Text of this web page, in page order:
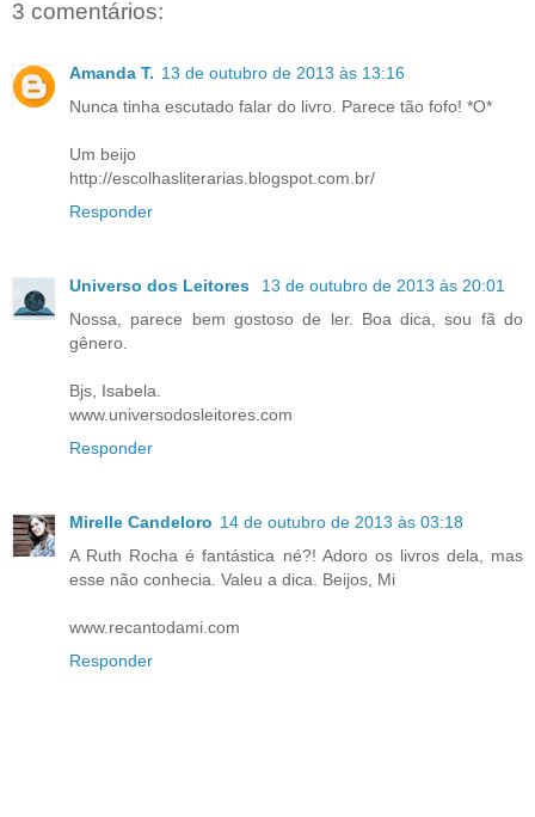
3 comentários:
Amanda T. 13 de outubro de 2013 às 13:16
Nunca tinha escutado falar do livro. Parece tão fofo! *O*
Um beijo
http://escolhasliterarias.blogspot.com.br/
Responder
Universo dos Leitores
13 de outubro de 2013 às 20:01
Nossa, parece bem gostoso de ler. Boa dica, sou fã do
gênero.
Bjs, Isabela.
www.universodosleitores.com
Responder
Mirelle Candeloro 14 de outubro de 2013 às 03:18
A Ruth Rocha é fantástica né?! Adoro os livros dela, mas
esse não conhecia. Valeu a dica. Beijos, Mi
www.recantodami.com
Responder